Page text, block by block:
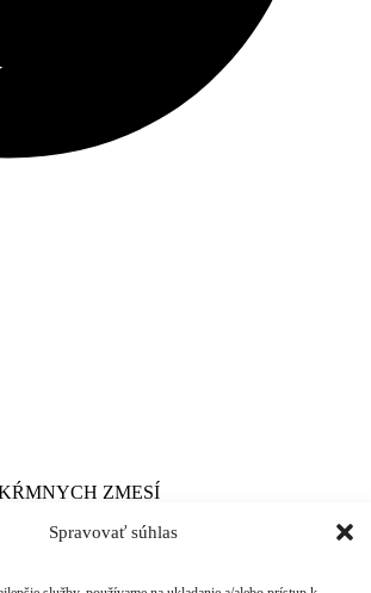
Spravovať súhlas
ZMESÍ
SYSTÉMY